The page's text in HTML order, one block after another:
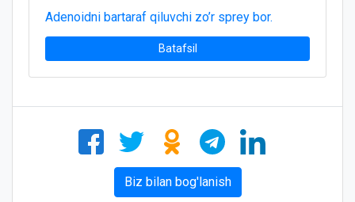
Adenoidni bartaraf qiluvchi zo’r sprey bor.
Batafsil
Biz bilan bog'lanish